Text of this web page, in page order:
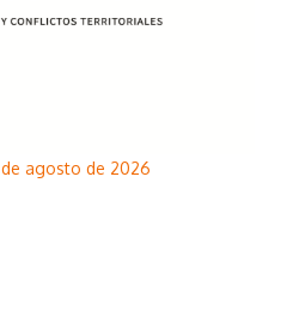
agosto de 2026